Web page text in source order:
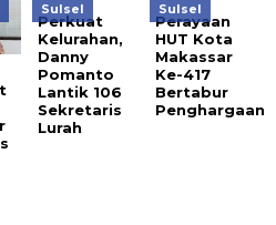
Sulsel
Perkuat
Kelurahan,
Danny
Pomanto
Lantik 106
Sekretaris
Lurah
Sulsel
Perayaan
HUT Kota
Makassar
Ke-417
Bertabur
Penghargaan